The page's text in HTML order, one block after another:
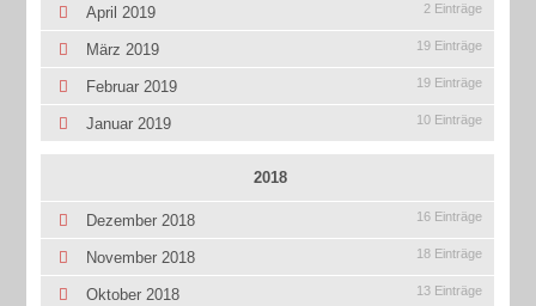
April 2019 2 Einträge
März 2019 19 Einträge
Februar 2019 19 Einträge
Januar 2019 10 Einträge
2018
Dezember 2018 16 Einträge
November 2018 18 Einträge
Oktober 2018 13 Einträge